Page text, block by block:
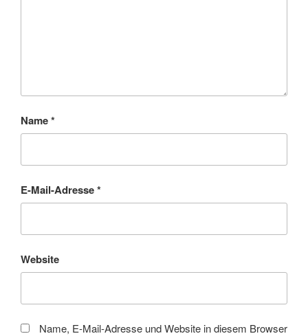
Name*
E-Mail-Adresse*
Website
Name, E-Mail-Adresse und Website in diesem Browser